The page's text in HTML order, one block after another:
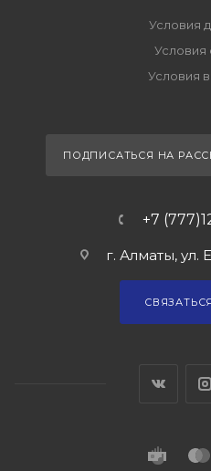
Условия
Условия
Условия
ПОДПИСАТЬСЯ НА
+7
г. Алматы, ул.